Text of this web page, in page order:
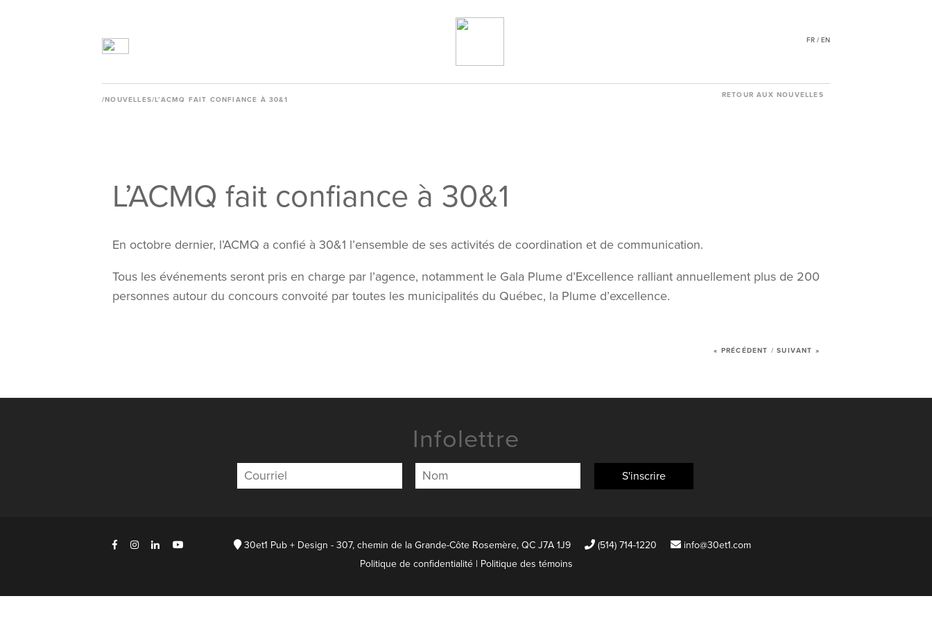
FR / EN
/NOUVELLES/L’ACMQ FAIT CONFIANCE À 30&1
RETOUR AUX NOUVELLES
L’ACMQ fait confiance à 30&1
En octobre dernier, l’ACMQ a confié à 30&1 l’ensemble de ses activités de coordination et de communication.
Tous les événements seront pris en charge par l’agence, notamment le Gala Plume d’Excellence ralliant annuellement plus de 200
personnes autour du concours convoité par toutes les municipalités du Québec, la Plume d’excellence.
« PRÉCÉDENT /SUIVANT »
Infolettre
30et1 Pub + Design - 307, chemin de la Grande-Côte Rosemère, QC J7A 1J9 (514) 714-1220
info@30et1.com
Politique de confidentialité | Politique des témoins